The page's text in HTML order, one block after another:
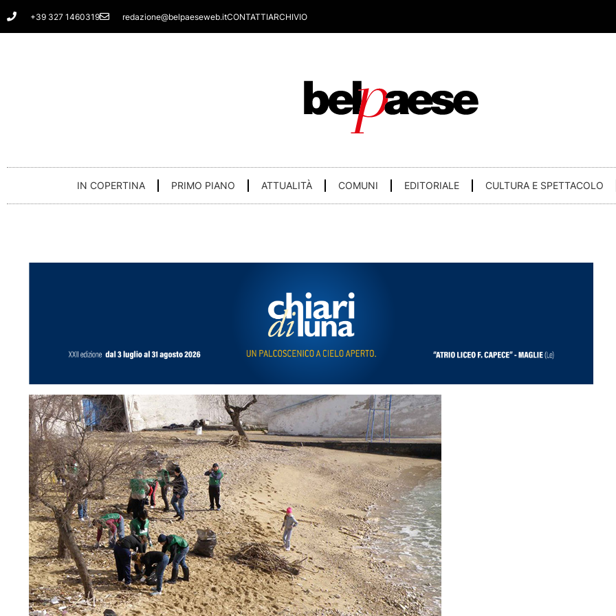
Vai
al
+39 327 1460319 redazione@belpaeseweb.itCONTATTIARCHIVIO
IN COPERTINA PRIMO PIANO ATTUALITÀ COMUNI EDITORIALE CULTURA E SPETTACOLO